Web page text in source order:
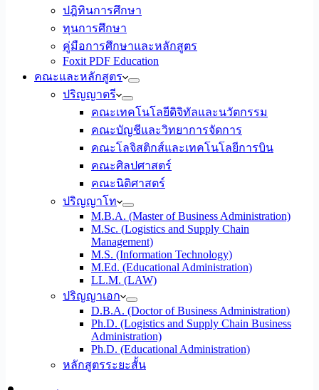
ปฎิทินการศึกษา
ทุนการศึกษา
คู่มือการศึกษาและหลักสูตร
Foxit PDF Education
คณะและหลักสูตร
ปริญญาตรี
คณะเทคโนโลยีดิจิทัลและนวัตกรรม
คณะบัญชีและวิทยาการจัดการ
คณะโลจิสติกส์และเทคโนโลยีการบิน
คณะศิลปศาสตร์
คณะนิติศาสตร์
ปริญญาโท
M.B.A. (Master of Business Administration)
M.Sc. (Logistics and Supply Chain
Management)
M.S. (Information Technology)
M.Ed. (Educational Administration)
LL.M. (LAW)
ปริญญาเอก
D.B.A. (Doctor of Business Administration)
Ph.D. (Logistics and Supply Chain Business
Administration)
Ph.D. (Educational Administration)
หลักสูตรระยะสั้น